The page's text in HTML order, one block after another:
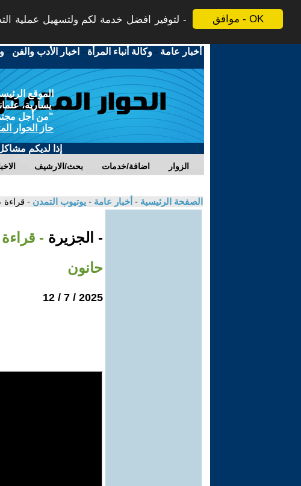
موافق - OK
لتوفير افضل خدمة لكم ولتسهيل عملية
أخبار عامة -وكالة أنباء المرأة - اخبار الأدب والفن -
الموقع
يسارية،
"من أجل
حاز الحوار
إذا لديكم
بحث/الارشيف اضافة/خدمات الزوار
الصفحة الرئيسية - أخبار عامة - يوتيوب التمدن - قراءة
- الجزيرة
حانون
2025 / 7 / 12